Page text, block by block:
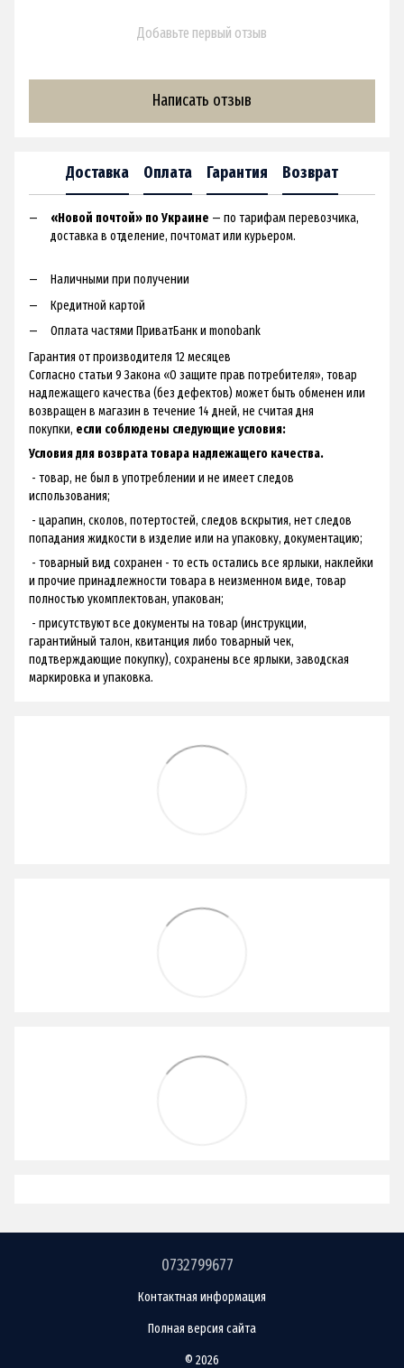
Добавьте первый отзыв
Написать отзыв
Доставка Оплата Гарантия Возврат
«Новой почтой» по Украине — по тарифам перевозчика,
доставка в отделение, почтомат или курьером.
Наличными при получении
Кредитной картой
Оплата частями ПриватБанк и monobank
Гарантия от производителя 12 месяцев
Согласно статьи 9 Закона «О защите прав потребителя», товар
надлежащего качества (без дефектов) может быть обменен или
возвращен в магазин в течение 14 дней, не считая дня
покупки, если соблюдены следующие условия:
Условия для возврата товара надлежащего качества.
- товар, не был в употреблении и не имеет следов
использования;
- царапин, сколов, потертостей, следов вскрытия, нет следов
попадания жидкости в изделие или на упаковку, документацию;
- товарный вид сохранен - ​​то есть остались все ярлыки, наклейки
и прочие принадлежности товара в неизменном виде, товар
полностью укомплектован, упакован;
- присутствуют все документы на товар (инструкции,
гарантийный талон, квитанция либо товарный чек,
подтверждающие покупку), сохранены все ярлыки, заводская
маркировка и упаковка.
0732799677
Контактная информация
Полная версия сайта
© 2026